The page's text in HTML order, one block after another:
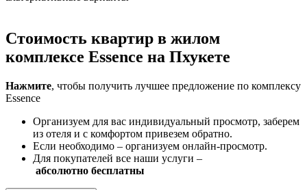
Стоимость квартир в жилом
комплексе Essence на Пхукете
Нажмите, чтобы получить лучшее предложение по комплексу
Essence
Организуем для вас индивидуальный просмотр, заберем
из отеля и с комфортом привезем обратно.
Если необходимо – организуем онлайн-просмотр.
Для покупателей все наши услуги –
абсолютно бесплатны